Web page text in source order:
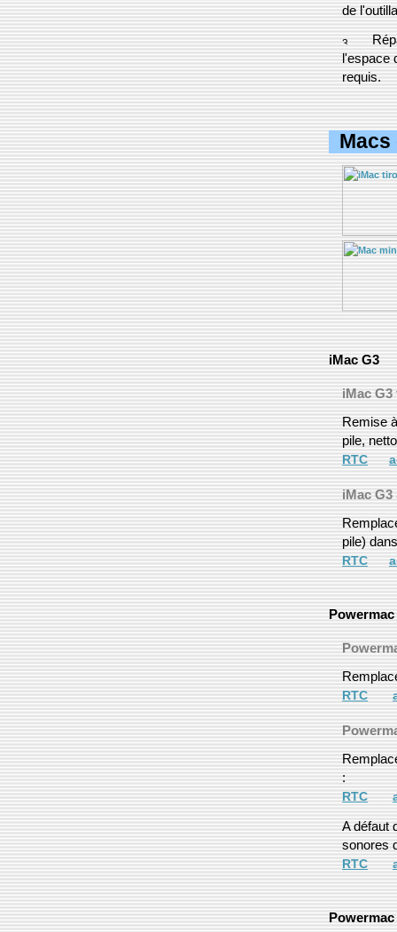
de
l'espace
requis.
iMac G3
iMac
Remise
pile,
RTC
iMac G3
pile)
RTC
Powermac
RTC
:
RTC
A défaut
sonores
RTC
Powermac